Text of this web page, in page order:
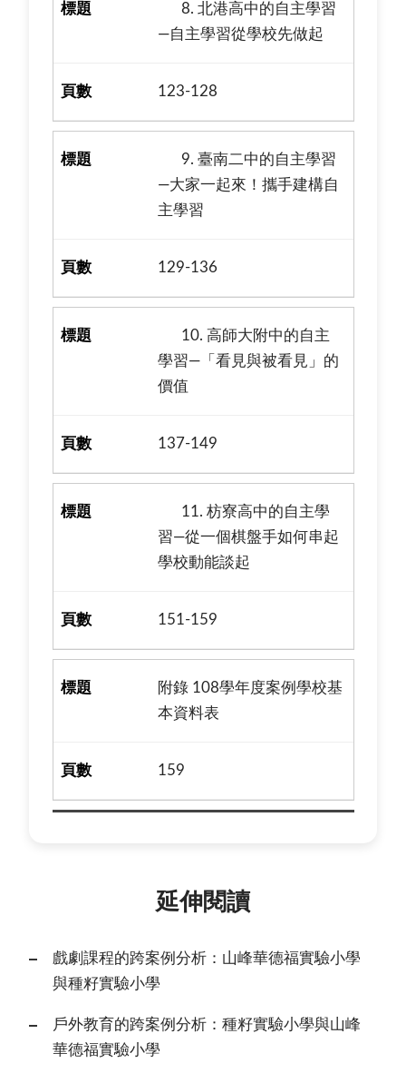
8. 北港高中的自主學習
—自主學習從學校先做起
123-128
9. 臺南二中的自主學習
—大家一起來！攜手建構自
主學習
129-136
10. 高師大附中的自主
學習—「看見與被看見」的
價值
137-149
11. 枋寮高中的自主學
習—從一個棋盤手如何串起
學校動能談起
151-159
附錄 108學年度案例學校基
本資料表
159
延伸閱讀
戲劇課程的跨案例分析：山峰華德福實驗小學
與種籽實驗小學
戶外教育的跨案例分析：種籽實驗小學與山峰
華德福實驗小學